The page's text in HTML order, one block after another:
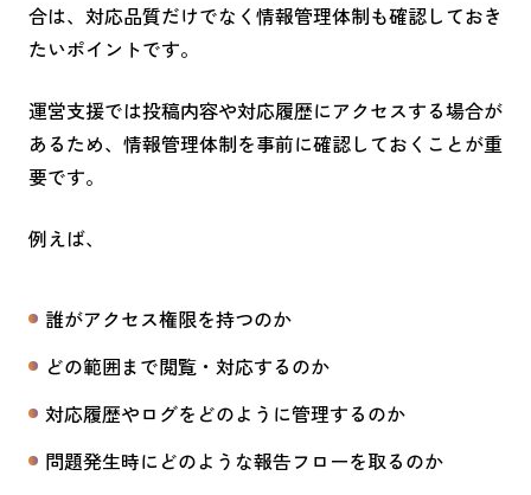
合は、対応品質だけでなく情報管理体制も確認しておき
たいポイントです。
運営支援では投稿内容や対応履歴にアクセスする場合が
あるため、情報管理体制を事前に確認しておくことが重
要です。
例えば、
誰がアクセス権限を持つのか
どの範囲まで閲覧・対応するのか
対応履歴やログをどのように管理するのか
問題発生時にどのような報告フローを取るのか